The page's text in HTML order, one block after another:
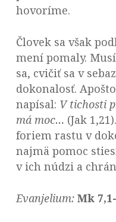
hovoríme.
Človek sa však
mení pomaly.
sa, cvičiť sa v
dokonalosť.
napísal: V tichosti
má moc… (Jak
foriem rastu v
najmä pomoc
v ich núdzi a
Evanjelium:Mk 7,1-